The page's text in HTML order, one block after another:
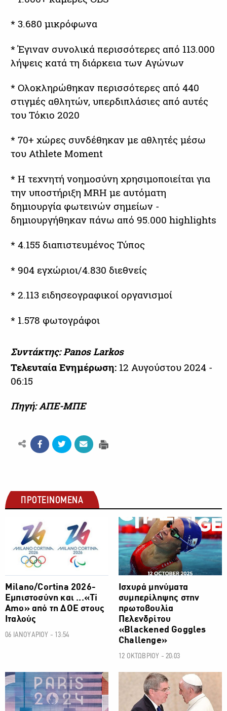
* 3.680 μικρόφωνα
* Έγιναν συνολικά περισσότερες από 113.000
λήψεις κατά τη διάρκεια των Αγώνων
* Ολοκληρώθηκαν περισσότερες από 440
στιγμές αθλητών, υπερδιπλάσιες από αυτές
του Τόκιο 2020
* 70+ χώρες συνδέθηκαν με αθλητές μέσω
του Athlete Moment
* Η τεχνητή νοημοσύνη χρησιμοποιείται για
την υποστήριξη MRH με αυτόματη
δημιουργία φωτεινών σημείων -
δημιουργήθηκαν πάνω από 95.000 highlights
* 4.155 διαπιστευμένος Τύπος
* 904 εγχώριοι/4.830 διεθνείς
* 2.113 ειδησεογραφικοί οργανισμοί
* 1.578 φωτογράφοι
Συντάκτης: Panos Larkos
Τελευταία Ενημέρωση: 12 Αυγούστου 2024 -
06:15
Πηγή: ΑΠΕ-ΜΠΕ
ΠΡΟΤΕΙΝΟΜΕΝΑ
ΟΛΥΜΠΙΑΚΟΙ ΑΓΩΝΕΣ
Milano/Cortina 2026-
Εμπιστοσύνη και ...«Ti
Amo» από τη ΔΟΕ στους
Ιταλούς
06 ΙΑΝΟΥΑΡΙΟΥ - 13:54
ΟΛΥΜΠΙΑΚΟΙ ΑΓΩΝΕΣ
Ισχυρά μηνύματα
συμπερίληψης στην
πρωτοβουλία
Πελενδρίτου
«Blackened Goggles
Challenge»
12 ΟΚΤΩΒΡΙΟΥ - 20:03
ΟΛΥΜΠΙΑΚΟΙ ΑΓΩΝΕΣ ΟΛΥΜΠΙΑΚΟΙ ΑΓΩΝΕΣ